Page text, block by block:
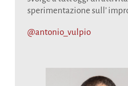
sperimentazione sull’
@antonio_vulpio